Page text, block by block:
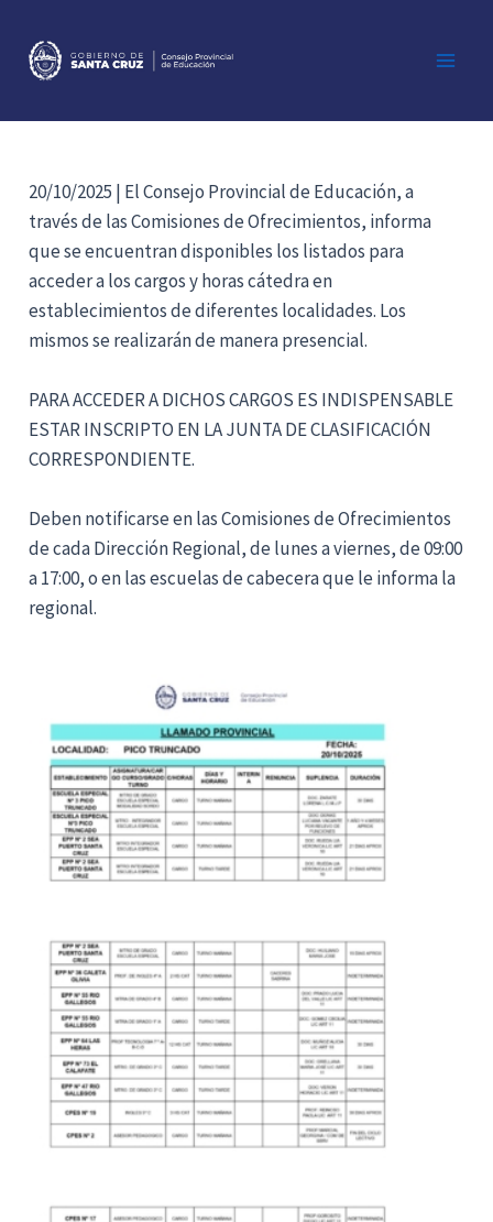
contenido
20/10/2025 | El Consejo Provincial de Educación, a
través de las Comisiones de Ofrecimientos, informa
que se encuentran disponibles los listados para
acceder a los cargos y horas cátedra en
establecimientos de diferentes localidades. Los
mismos se realizarán de manera presencial.
PARA ACCEDER A DICHOS CARGOS ES INDISPENSABLE
ESTAR INSCRIPTO EN LA JUNTA DE CLASIFICACIÓN
CORRESPONDIENTE.
Deben notificarse en las Comisiones de Ofrecimientos
de cada Dirección Regional, de lunes a viernes, de 09:00
a 17:00, o en las escuelas de cabecera que le informa la
regional.